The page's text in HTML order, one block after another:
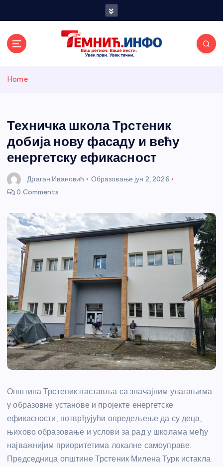
и портал
Home
Техничка школа Трстеник
добија нову фасаду и већу
енергетску ефикасност
Драган Ивановић Образовање јун 2, 2026
0 Comments
Општина Трстеник наставља са значајним улагањима
у образовне установе и пројекте енергетске
ефикасности, потврђујући опредељење да су деца,
њихово образовање и услови за рад у школама међу
најважнијим приоритетима локалне самоуправе.
Председница општине Трстеник Милена Турк истакла